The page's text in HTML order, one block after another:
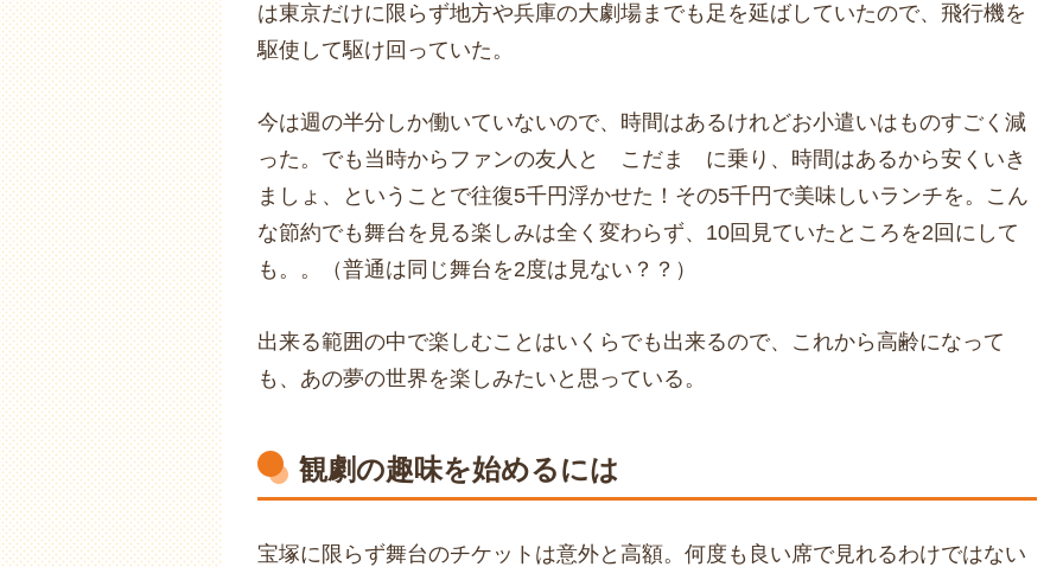
は東京だけに限らず地方や兵庫の大劇場までも足を延ばしていたので、飛行機を
駆使して駆け回っていた。
今は週の半分しか働いていないので、時間はあるけれどお小遣いはものすごく減
った。でも当時からファンの友人と こだま に乗り、時間はあるから安くいき
ましょ、ということで往復5千円浮かせた！その5千円で美味しいランチを。こん
な節約でも舞台を見る楽しみは全く変わらず、10回見ていたところを2回にして
も。。（普通は同じ舞台を2度は見ない？？）
出来る範囲の中で楽しむことはいくらでも出来るので、これから高齢になって
も、あの夢の世界を楽しみたいと思っている。
観劇の趣味を始めるには
宝塚に限らず舞台のチケットは意外と高額。何度も良い席で見れるわけではない